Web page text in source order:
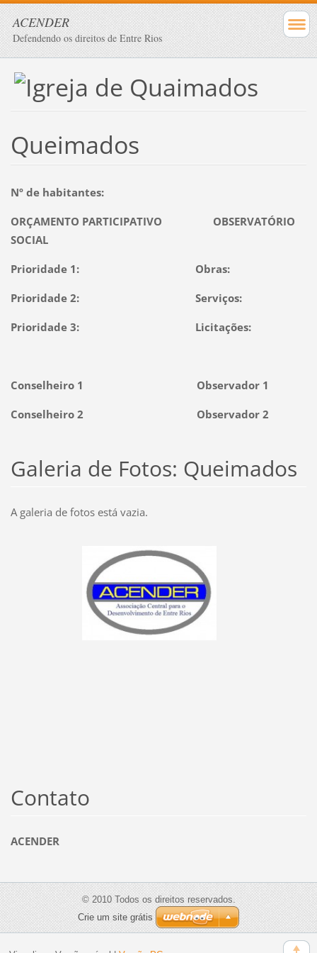
ACENDER
Defendendo os direitos de Entre Rios
Queimados
Nº de habitantes:
ORÇAMENTO PARTICIPATIVO OBSERVATÓRIO
SOCIAL
Prioridade 1: Obras:
Prioridade 2: Serviços:
Prioridade 3: Licitações:
Conselheiro 1 Observador 1
Conselheiro 2 Observador 2
Galeria de Fotos: Queimados
A galeria de fotos está vazia.
Contato
ACENDER
© 2010 Todos os direitos reservados.
Crie um site grátis